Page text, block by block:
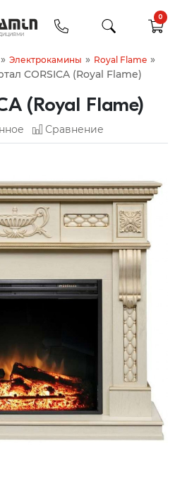
0
» Электрокамины » Royal Flame »
CORSICA (Royal Flame)
(Royal Flame)
Сравнение